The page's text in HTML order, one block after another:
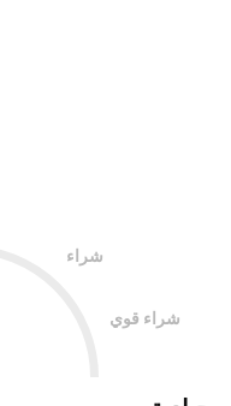
شراء
شراء قوي